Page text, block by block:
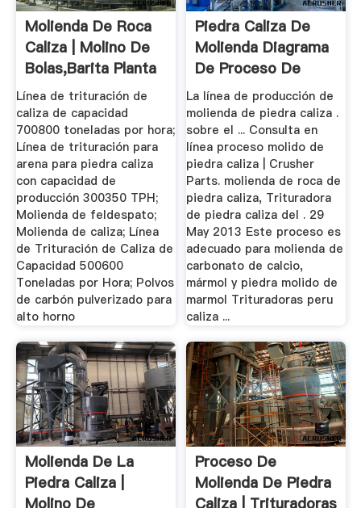
Molienda De Roca
Caliza | Molino De
Bolas,Barita Planta
De ...
Línea de trituración de
caliza de capacidad
700800 toneladas por hora;
Línea de trituración para
arena para piedra caliza
con capacidad de
producción 300350 TPH;
Molienda de feldespato;
Molienda de caliza; Línea
de Trituración de Caliza de
Capacidad 500600
Toneladas por Hora; Polvos
de carbón pulverizado para
alto horno
Piedra Caliza De
Molienda Diagrama
De Proceso De
La línea de producción de
molienda de piedra caliza .
sobre el ... Consulta en
línea proceso molido de
piedra caliza | Crusher
Parts. molienda de roca de
piedra caliza, Trituradora
de piedra caliza del . 29
May 2013 Este proceso es
adecuado para molienda de
carbonato de calcio,
mármol y piedra molido de
marmol Trituradoras peru
caliza ...
Molienda De La
Piedra Caliza |
Molino De
Proceso De
Molienda De Piedra
Caliza | Trituradoras